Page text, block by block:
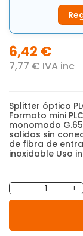
6,42 €
7,77 € IVA inc
Splitter óptico
Formato mini
monomodo
salidas sin
de fibra de
inoxidable Uso
- +